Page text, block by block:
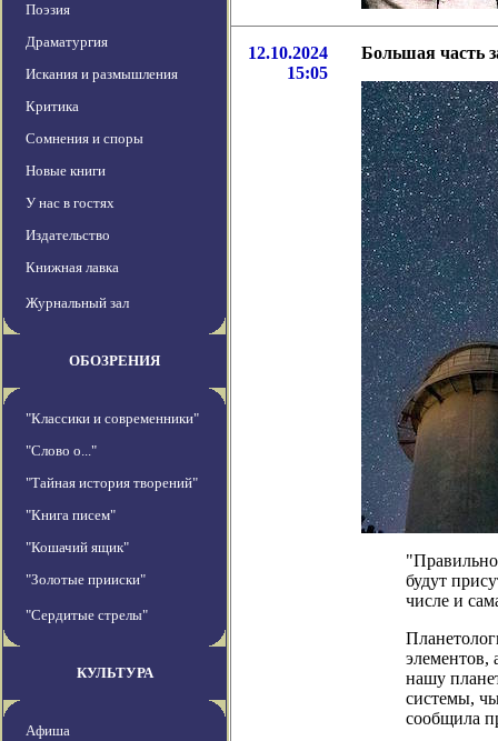
Поэзия
Драматургия
Искания и размышления
Критика
Сомнения и споры
Новые книги
У нас в гостях
Издательство
Книжная лавка
Журнальный зал
ОБОЗРЕНИЯ
"Классики и современники"
"Слово о..."
"Тайная история творений"
"Книга писем"
"Кошачий ящик"
"Золотые прииски"
"Сердитые стрелы"
КУЛЬТУРА
Афиша
12.10.2024
15:05
Большая часть
будут
числе и
элементов,
нашу
системы,
сообщила